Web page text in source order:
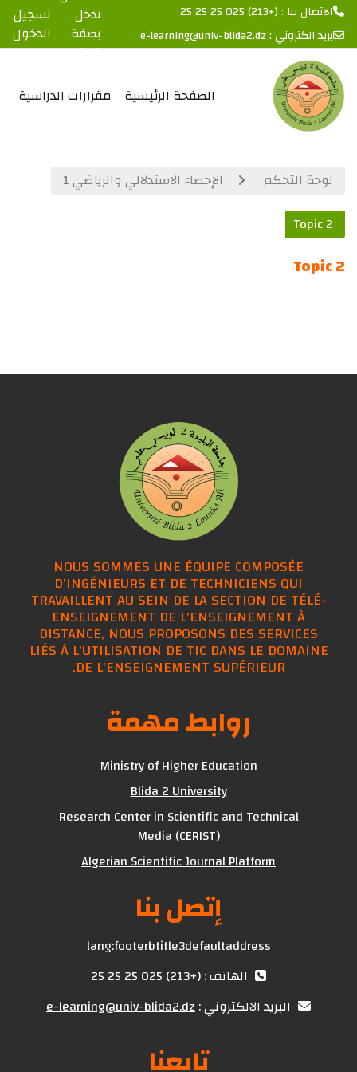
تخطى إلى المحتوى الرئيسي
الاتصال بنا : (+213) 025 25 25 25
بريد الكتروني :e-learning@univ-blida2.dz
تدخل
بصفة
ضيف
تسجيل
الدخول
الصفحة الرئيسية مقرارات الدراسية
لوحة التحكم
الإحصاء الاستدلالي والرياضي 1
Topic 2
Topic 2
NOUS SOMMES UNE ÉQUIPE COMPOSÉE
D'INGÉNIEURS ET DE TECHNICIENS QUI
TRAVAILLENT AU SEIN DE LA SECTION DE TÉLÉ-
ENSEIGNEMENT DE L'ENSEIGNEMENT À
DISTANCE, NOUS PROPOSONS DES SERVICES
LIÉS À L'UTILISATION DE TIC DANS LE DOMAINE
DE L'ENSEIGNEMENT SUPÉRIEUR.
روابط مهمة
Ministry of Higher Education
Blida 2 University
Research Center in Scientific and Technical
Media (CERIST)
Algerian Scientific Journal Platform
إتصل بنا
lang:footerbtitle3defaultaddress
الهاتف : (+213) 025 25 25 25
البريد الالكتروني :e-learning@univ-blida2.dz